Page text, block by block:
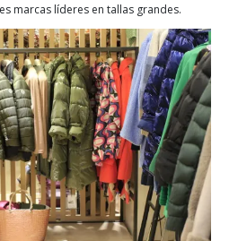
marcas líderes en tallas grandes.